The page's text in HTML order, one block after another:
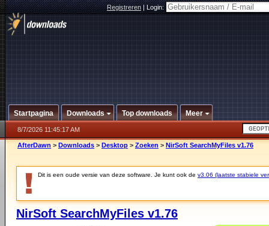
Registreren|Login:
Startpagina Downloads Top downloads Meer
8/7/2026 11:45:17 AM
AfterDawn > Downloads > Desktop > Zoeken > NirSoft SearchMyFiles v1.76
Dit is een oude versie van deze software. Je kunt ook de v3.06 (laatste stabiele
NirSoft SearchMyFiles v1.76